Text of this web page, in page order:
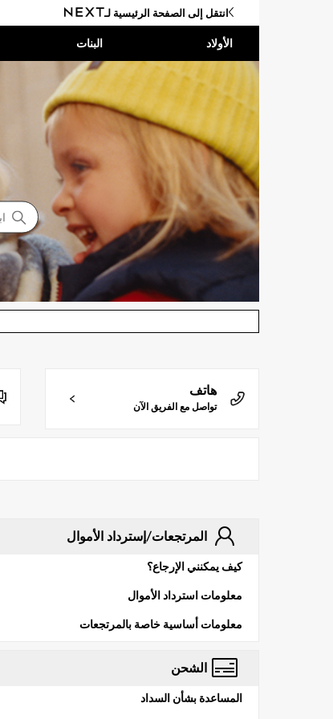
انتقل إلى الصفحة الرئيسية لـ
الأولاد البنات
بحث
هاتف
تواصل مع الفريق الآن
المرتجعات/إسترداد الأموال
كيف يمكنني الإرجاع؟
معلومات استرداد الأموال
معلومات أساسية خاصة بالمرتجعات
الشحن
المساعدة بشأن السداد